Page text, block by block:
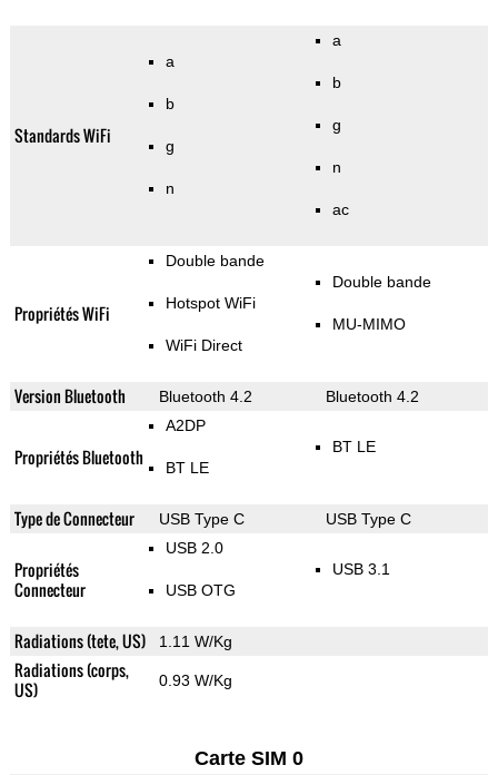
Standards WiFi
a
b
g
n
a
b
g
n
ac
Propriétés WiFi
Double bande
Hotspot WiFi
WiFi Direct
Double bande
MU-MIMO
Version Bluetooth Bluetooth 4.2 Bluetooth 4.2
Propriétés Bluetooth
A2DP
BT LE
BT LE
Type de Connecteur USB Type C USB Type C
Propriétés
Connecteur
USB 2.0
USB OTG
USB 3.1
Radiations (tete, US) 1.11 W/Kg
Radiations (corps,
US)
0.93 W/Kg
Carte SIM 0